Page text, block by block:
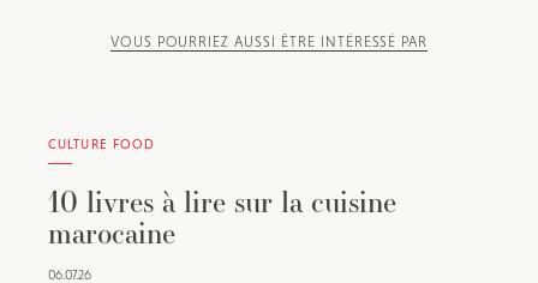
VOUS POURRIEZ AUSSI ÊTRE INTÉRESSÉ PAR
CULTURE FOOD
10 livres à lire sur la cuisine
marocaine
06.07.26